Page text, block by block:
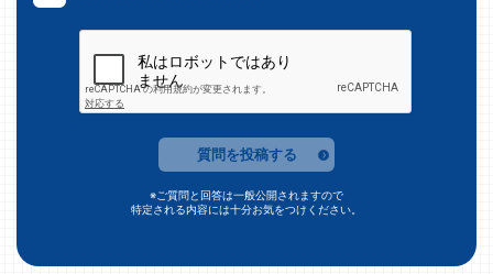
質問を投稿する
※ご質問と回答は一般公開されますので
特定される内容には十分お気をつけください。